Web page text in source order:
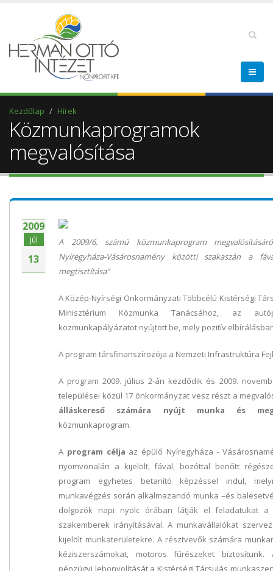
Kezdőlap Hírek
Közmunkaprogramok
megvalósítása
2009
júl
13
A 2009/6. számú közmunkaprogram
Nyíregyháza-Vásárosnamény közötti szakaszán a
megtisztítása”
A Közép-Nyírségi Önkormányzati Többcélú Kistérségi
Minisztérium Közmunka Tanácsához, az
közmunkapályázatot nyújtott be, mely pozitív
A program társfinanszírozója a Nemzeti Infrastruktúra
A program 2009. július 2-án kezdődik és 2009.
települései közül 17 önkormányzat vesz részt a
álláskereső számára nyújt munka és
közmunkaprogram.
A program célja az épülő Nyíregyháza -
nyomvonalán a kijelölt, fával, bozóttal benőtt
program egyhetes betanító képzéssel indul,
munkavégzés során alkalmazandó munka –és
dolgozók napi nyolc órában látják el feladatukat a
szakemberek irányításával. A munkavállalókat
kijelölt munkaterületekre. A résztvevők számára
kéziszerszámokat, motoros fűrészeket biztosítunk.
pénzügyi lebonyolítását a Kistérségi Társulás